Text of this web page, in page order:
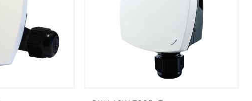
Schoolventilatie
Professioneel